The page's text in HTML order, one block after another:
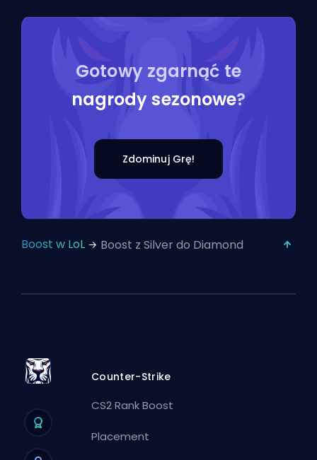
Gotowy zgarnąć te
nagrody sezonowe?
Zdominuj Grę!
Boost w LoL Boost z Silver do Diamond
Counter-Strike
CS2 Rank Boost
Placement